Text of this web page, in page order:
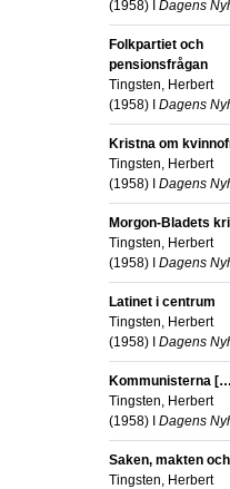
(1958) I Dagens
Folkpartiet och
pensionsfrågan
Tingsten, Herbert
(1958) I Dagens
Kristna om
Tingsten, Herbert
(1958) I Dagens
Morgon-Bladets
Tingsten, Herbert
(1958) I Dagens
Latinet i centrum
Tingsten, Herbert
(1958) I Dagens
Kommunisterna
Tingsten, Herbert
(1958) I Dagens
Saken, makten
Tingsten, Herbert